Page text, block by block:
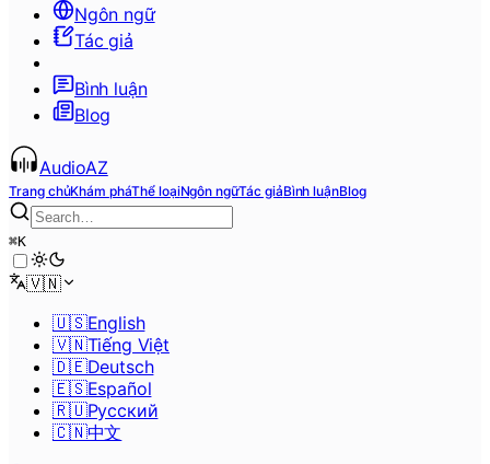
Ngôn ngữ
Tác giả
Bình luận
Blog
AudioAZ
Trang chủKhám pháThể loạiNgôn ngữTác giảBình luậnBlog
⌘K
🇻🇳
🇺🇸English
🇻🇳Tiếng Việt
🇩🇪Deutsch
🇪🇸Español
🇷🇺Pусский
🇨🇳中文